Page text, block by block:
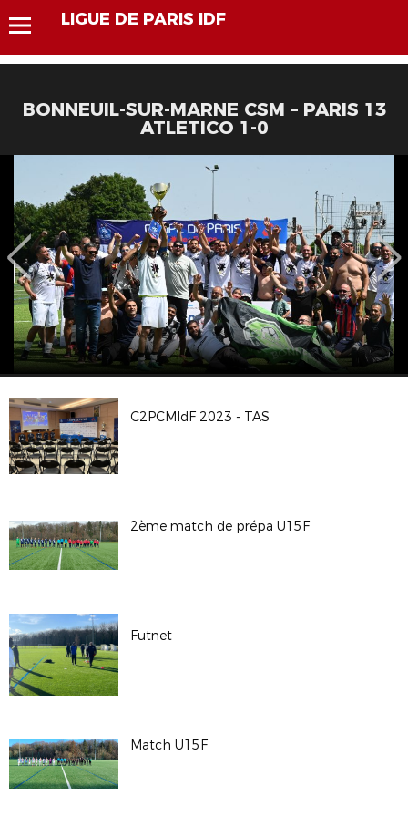
LIGUE DE PARIS IDF
BONNEUIL-SUR-MARNE CSM – PARIS 13
ATLETICO 1-0
C2PCMIdF 2023 - TAS
2ème match de prépa U15F
Futnet
Match U15F